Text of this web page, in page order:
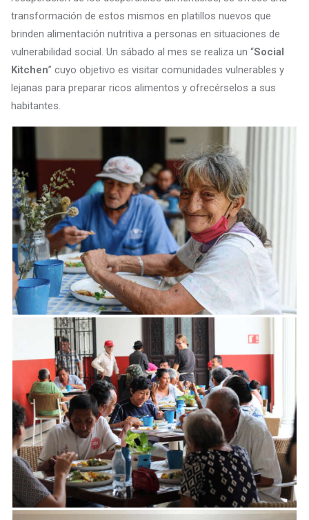
transformación de estos mismos en platillos nuevos que
brinden alimentación nutritiva a personas en situaciones de
vulnerabilidad social. Un sábado al mes se realiza un “Social
Kitchen” cuyo objetivo es visitar comunidades vulnerables y
lejanas para preparar ricos alimentos y ofrecérselos a sus
habitantes.